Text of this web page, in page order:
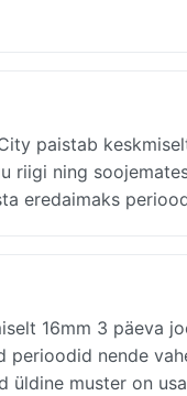
paistab
riigi ning
eredaimaks
16mm 3 päeva
perioodid nende
üldine muster on